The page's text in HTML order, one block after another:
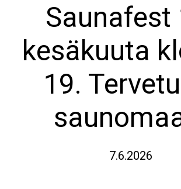
Saunafest
kesäkuuta
19.
7.6.2026